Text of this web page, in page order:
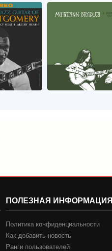
ПОЛЕЗНАЯ ИНФОРМАЦИЯ
Политика конфиденциальности
Как добавить новость
Ранги пользователей